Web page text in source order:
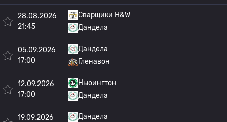
28.08.2026
21:45
Сварщики H&W
Дандела
05.09.2026
17:00
Дандела
Гленавон
12.09.2026
17:00
Ньюингтон
Дандела
19.09.2026 Дандела